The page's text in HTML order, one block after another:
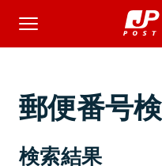
郵便番号
検索結果